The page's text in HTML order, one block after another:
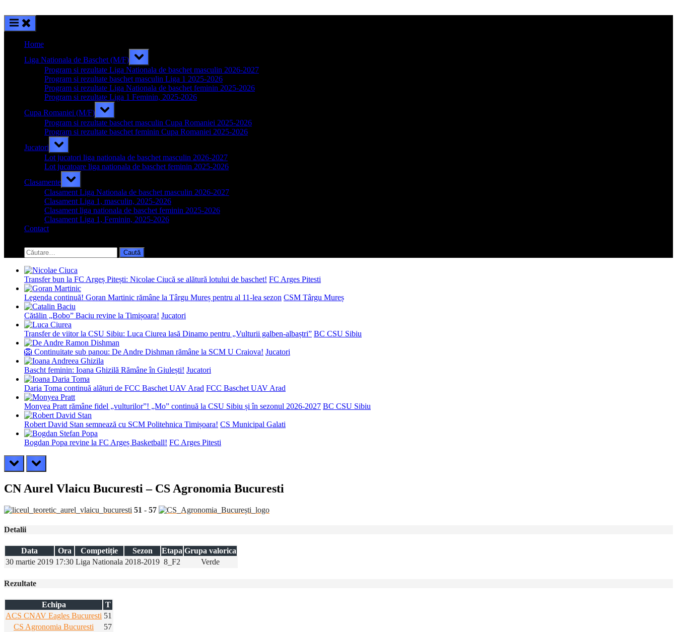
Home
Liga Nationala de Baschet (M/F)
Toggle
sub-
menu
Program si rezultate Liga Nationala de baschet masculin 2026-2027
Program si rezultate baschet masculin Liga 1 2025-2026
Program si rezultate Liga Nationala de baschet feminin 2025-2026
Program si rezultate Liga 1 Feminin, 2025-2026
Cupa Romaniei (M/F)
Toggle
sub-
menu
Program si rezultate baschet masculin Cupa Romaniei 2025-2026
Program si rezultate baschet feminin Cupa Romaniei 2025-2026
Jucatori
Toggle
sub-
menu
Lot jucatori liga nationala de baschet masculin 2026-2027
Lot jucatoare liga nationala de baschet feminin 2025-2026
Clasamente
Toggle
sub-
menu
Clasament Liga Nationala de baschet masculin 2026-2027
Clasament Liga 1, masculin, 2025-2026
Clasament liga nationala de baschet feminin 2025-2026
Clasament Liga 1, Feminin, 2025-2026
Contact
search
form
Caută
după:
Transfer bun la FC Argeș Pitești: Nicolae Ciucă se alătură lotului de baschet! FC Arges Pitesti
Legenda continuă! Goran Martinic rămâne la Târgu Mureș pentru al 11-lea sezon CSM Târgu Mureș
Cătălin „Bobo” Baciu revine la Timișoara! Jucatori
Transfer de viitor la CSU Sibiu: Luca Ciurea lasă Dinamo pentru „Vulturii galben-albaștri” BC CSU Sibiu
🦁 Continuitate sub panou: De Andre Dishman rămâne la SCM U Craiova! Jucatori
Bascht feminin: Ioana Ghizilă Rămâne în Giulești! Jucatori
Daria Toma continuă alături de FCC Baschet UAV Arad FCC Baschet UAV Arad
Monyea Pratt rămâne fidel „vulturilor”! „Mo” continuă la CSU Sibiu și în sezonul 2026-2027 BC CSU Sibiu
Robert David Stan semnează cu SCM Politehnica Timișoara! CS Municipal Galati
Bogdan Popa revine la FC Argeș Basketball! FC Arges Pitesti
prev next
CN Aurel Vlaicu Bucuresti – CS Agronomia Bucuresti
51 - 57
Detalii
Data Ora Competiție Sezon Etapa Grupa valorica
30 martie 2019 17:30 Liga Nationala 2018-2019 8_F2 Verde
Rezultate
Echipa
T
ACS CNAV Eagles Bucuresti 51
CS Agronomia Bucuresti
57